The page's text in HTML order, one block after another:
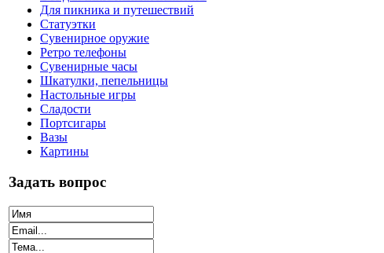
Для пикника и путешествий
Статуэтки
Сувенирное оружие
Ретро телефоны
Сувенирные часы
Шкатулки, пепельницы
Настольные игры
Сладости
Портсигары
Вазы
Картины
Задать вопрос